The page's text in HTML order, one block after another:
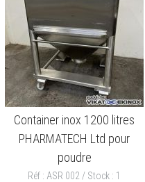
Container inox 1200 litres
PHARMATECH Ltd pour
poudre
Réf : ASR 002 / Stock : 1